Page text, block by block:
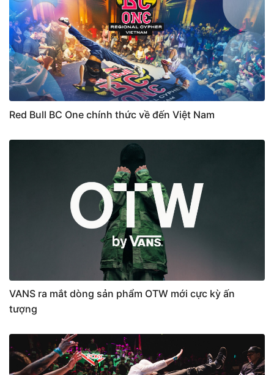
Red Bull BC One chính thức về đến Việt Nam
VANS ra mắt dòng sản phẩm OTW mới cực kỳ ấn
tượng